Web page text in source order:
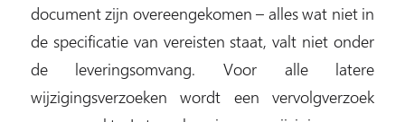
document zijn overeengekomen – alles wat niet in
de specificatie van vereisten staat, valt niet onder
de leveringsomvang. Voor alle latere
wijzigingsverzoeken wordt een vervolgverzoek